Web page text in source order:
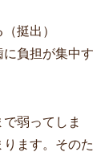
挺出）
に負担が集中す
弱ってしま
ます。そのた